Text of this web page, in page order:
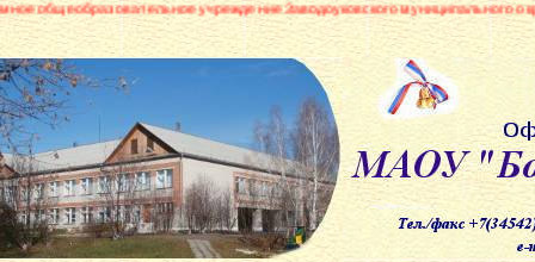
учреждение Заводоуковского муниципального округа